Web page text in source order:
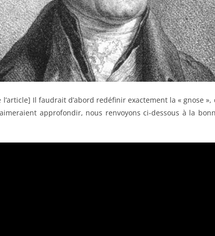
Il faudrait d’abord redéfinir exactement la « gnose
approfondir, nous renvoyons ci-dessous à la